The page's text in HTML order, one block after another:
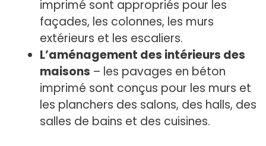
imprimé sont appropriés pour les
façades, les colonnes, les murs
extérieurs et les escaliers.
L’aménagement des intérieurs des
maisons – les pavages en béton
imprimé sont conçus pour les murs et
les planchers des salons, des halls, des
salles de bains et des cuisines.